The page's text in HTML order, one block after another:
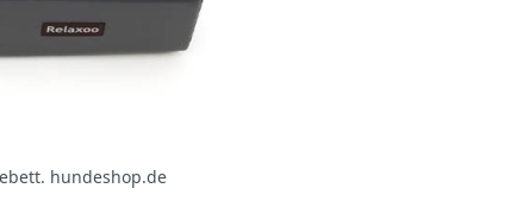
hundeshop.de